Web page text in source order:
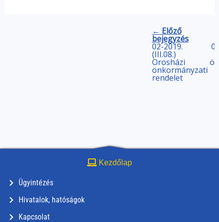
← Előző
bejegyzés
02-2019.
(III.08.)
Orosházi
önkormányzati
rendelet
Kezdőlap
Ügyintézés
Hivatalok, hatóságok
Kapcsolat